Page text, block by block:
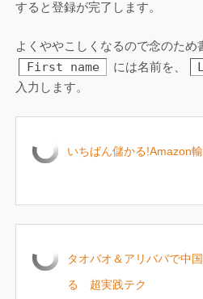
すると登録が完了します。
よくややこしくなるので念のため
First name には名前を、
入力します。
いちばん儲かる!Amazon
タオバオ＆アリババで中
る 超実践テク